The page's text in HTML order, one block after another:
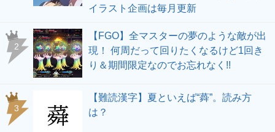
イラスト企画は毎月更新
2
【FGO】全マスターの夢のような敵が出
現！ 何周だって回りたくなるけど1回き
り＆期間限定なのでお忘れなく!!
3
【難読漢字】夏といえば“蕣”。読み方
は？